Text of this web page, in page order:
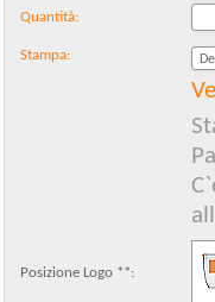
Quantità:
Stampa:
Posizione Logo **: